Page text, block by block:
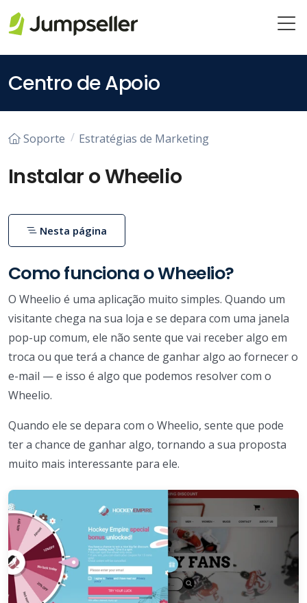
Centro de Apoio
Soporte Estratégias de Marketing
Instalar o Wheelio
Como funciona o Wheelio?
O Wheelio é uma aplicação muito simples. Quando um
visitante chega na sua loja e se depara com uma janela
pop-up comum, ele não sente que vai receber algo em
troca ou que terá a chance de ganhar algo ao fornecer o
e-mail — e isso é algo que podemos resolver com o
Wheelio.
Quando ele se depara com o Wheelio, sente que pode
ter a chance de ganhar algo, tornando a sua proposta
muito mais interessante para ele.
Nesta página